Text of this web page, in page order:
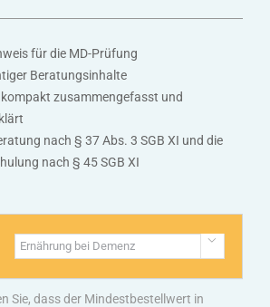
auf
für die MD-Prüfung
Beratungsinhalte
zusammengefasst und
nach § 37 Abs. 3 SGB XI und die
nach § 45 SGB XI

Sie, dass der Mindestbestellwert in